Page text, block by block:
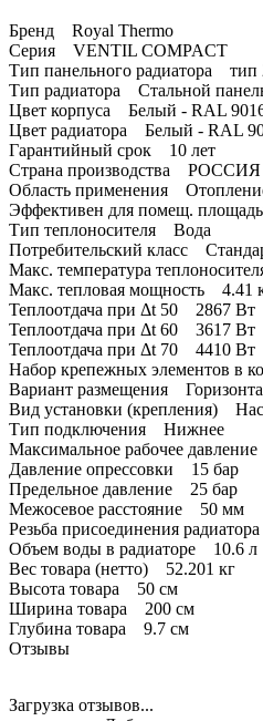
Бренд Royal Thermo
Серия VENTIL COMPACT
Тип панельного радиатора
Тип радиатора Стальной
Цвет корпуса Белый - RAL
Цвет радиатора Белый - RAL
Гарантийный срок 10 лет
Страна производства РОССИЯ
Область применения
Эффективен для помещ.
Тип теплоносителя Вода
Потребительский класс
Макс. температура
Макс. тепловая мощность 4.41
Теплоотдача при Δt 50 2867 Вт
Теплоотдача при Δt 60 3617 Вт
Теплоотдача при Δt 70 4410 Вт
Набор крепежных элементов в
Вариант размещения
Вид установки (крепления)
Тип подключения Нижнее
Максимальное рабочее
Давление опрессовки 15 бар
Предельное давление 25 бар
Межосевое расстояние 50 мм
Резьба присоединения
Объем воды в радиаторе 10.6 л
Вес товара (нетто) 52.201 кг
Высота товара 50 см
Ширина товара 200 см
Глубина товара 9.7 см
Отзывы
Загрузка отзывов...